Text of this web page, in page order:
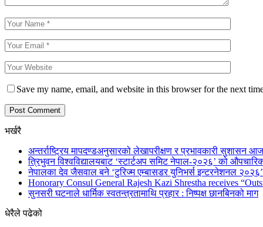
Save my name, email, and website in this browser for the next
भर्खरै
अन्तर्राष्ट्रिय मापदण्डअनुसारको लेखापरीक्षण र प्रभावकारी सुशासन
त्रिभुवन विश्वविद्यालयबाट ‘स्टार्टअप समिट नेपाल-२०२६’ को
नेपालका देव जैसवाल बने ‘टुरिज्म एम्बासडर युनिभर्स इन्टरनेशनल
Honorary Consul General Rajesh Kazi Shrestha receives
सुनसरी घटनाले धार्मिक स्वतन्त्रतामाथि प्रहार : निष्पक्ष छानबिनको माग
धेरैले पढेको